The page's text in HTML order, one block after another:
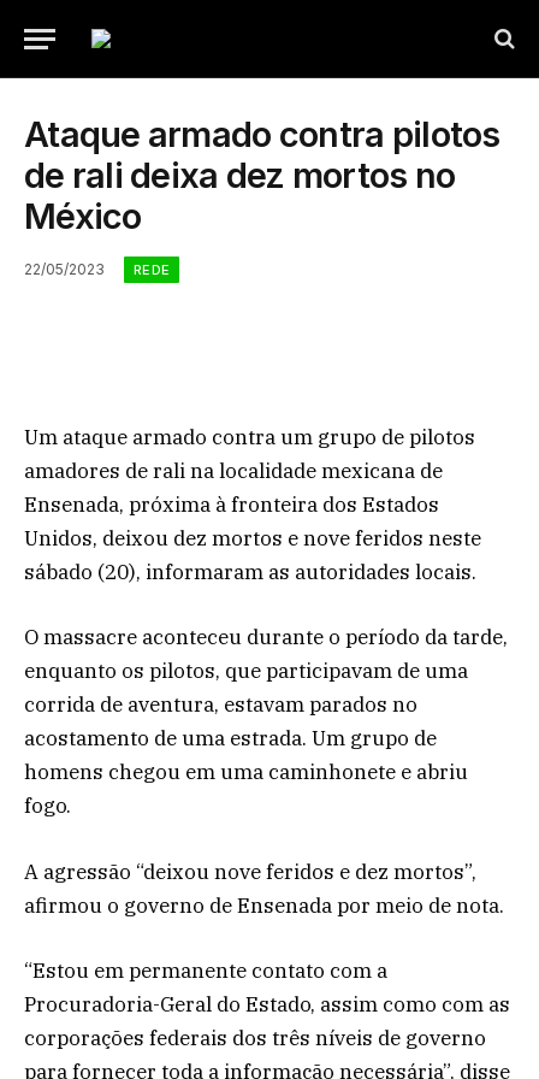
Ataque armado contra pilotos
de rali deixa dez mortos no
México
22/05/2023 REDE
Um ataque armado contra um grupo de pilotos
amadores de rali na localidade mexicana de
Ensenada, próxima à fronteira dos Estados
Unidos, deixou dez mortos e nove feridos neste
sábado (20), informaram as autoridades locais.
O massacre aconteceu durante o período da tarde,
enquanto os pilotos, que participavam de uma
corrida de aventura, estavam parados no
acostamento de uma estrada. Um grupo de
homens chegou em uma caminhonete e abriu
fogo.
A agressão “deixou nove feridos e dez mortos”,
afirmou o governo de Ensenada por meio de nota.
“Estou em permanente contato com a
Procuradoria-Geral do Estado, assim como com as
corporações federais dos três níveis de governo
para fornecer toda a informação necessária”, disse